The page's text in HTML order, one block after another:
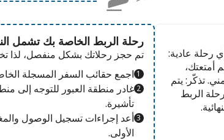
رحلة عادية:
أمتعتك،
تذكّر: يتم
الربط
رحلة الربط الخاصة بك تشمل
تم حجز رحلاتك بشكل منفصل، لذا
اجمع حقائب السفر المسجلة
غادر منطقة العبور للتوجه إلى
تأشيرة.
أعد إجراءات تسجيل الوصول
الأولى.